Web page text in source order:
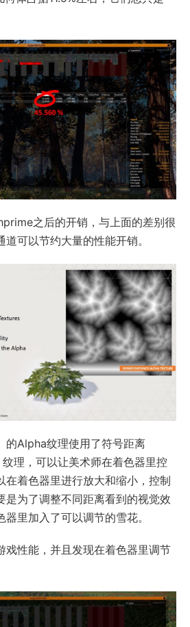
之后的开销，与上面的差别很
可以节约大量的性能开销。
的Alpha纹理使用了符号距离
理，可以让美术师在着色器里控
在着色器里进行放大和缩小，控制
是为了调整不同距离看到的视觉效
里加入了可以调节的雪花。
戏性能，并且发现在着色器里调节